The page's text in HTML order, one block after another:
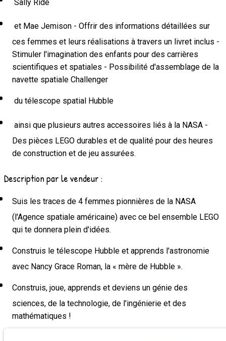
Sally Ride
et Mae Jemison - Offrir des informations détaillées sur
ces femmes et leurs réalisations à travers un livret inclus -
Stimuler l'imagination des enfants pour des carrières
scientifiques et spatiales - Possibilité d'assemblage de la
navette spatiale Challenger
du télescope spatial Hubble
ainsi que plusieurs autres accessoires liés à la NASA -
Des pièces LEGO durables et de qualité pour des heures
de construction et de jeu assurées.
Description par le vendeur :
Suis les traces de 4 femmes pionnières de la NASA
(l'Agence spatiale américaine) avec ce bel ensemble LEGO
qui te donnera plein d'idées.
Construis le télescope Hubble et apprends l'astronomie
avec Nancy Grace Roman, la « mère de Hubble ».
Construis, joue, apprends et deviens un génie des
sciences, de la technologie, de l'ingénierie et des
mathématiques !